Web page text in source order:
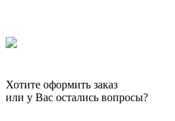
Хотите оформить заказ
или у Вас остались вопросы?